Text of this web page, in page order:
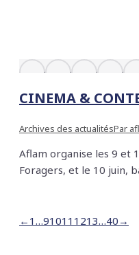
CINEMA &
Archives des actualitésPar
Aflam organise les 9 et
Foragers, et le 10 juin,
← 1 …91011 1213…40 →